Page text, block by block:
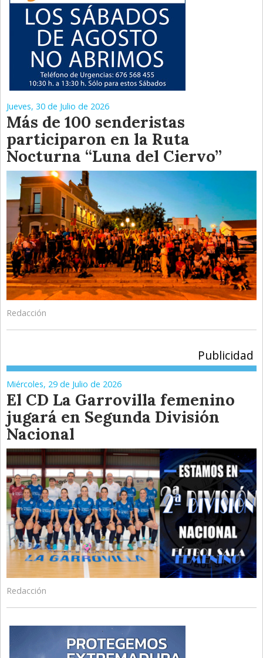
Jueves, 30 de Julio de 2026
Más de 100 senderistas
participaron en la Ruta
Nocturna “Luna del Ciervo”
Redacción
Publicidad
Miércoles, 29 de Julio de 2026
El CD La Garrovilla femenino
jugará en Segunda División
Nacional
Redacción